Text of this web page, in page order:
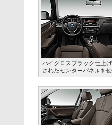
ハイグロスブラック仕上
されたセンターパネルを